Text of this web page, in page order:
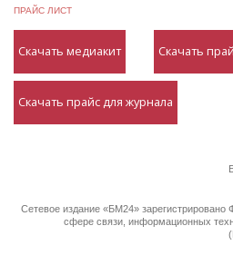
ПРАЙС ЛИСТ
Скачать медиакит Скачать
Скачать прайс для журнала
Сетевое издание «БМ24» зарегистрировано
сфере связи, информационных